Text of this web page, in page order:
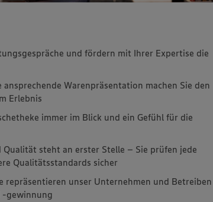
und fördern mit Ihrer Expertise die
ansprechende Warenpräsentation machen Sie den
Erlebnis
immer im Blick und ein Gefühl für die
Qualität steht an erster Stelle – Sie prüfen jede
Qualitätsstandards sicher
repräsentieren unser Unternehmen und Betreiben
-gewinnung